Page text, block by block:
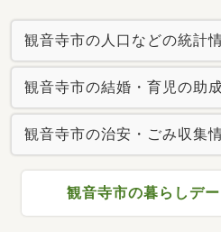
観音寺市の人口などの統計
観音寺市の結婚・育児の助
観音寺市の治安・ごみ収集
観音寺市の暮らしデ